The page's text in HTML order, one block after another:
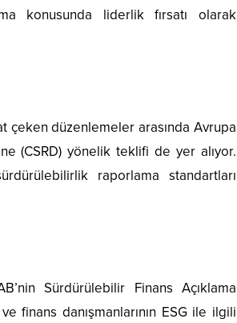
konusunda liderlik fırsatı olarak
düzenlemeler arasında Avrupa
(CSRD) yönelik teklifi de yer alıyor.
raporlama standartları
Sürdürülebilir Finans Açıklama
finans danışmanlarının ESG ile ilgili